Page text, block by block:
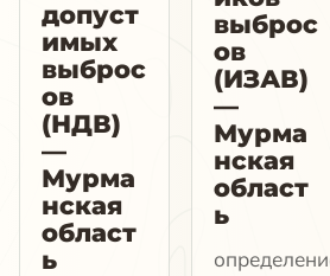
допуст
имых
выброс
ов
(НДВ)
—
Мурма
нская
област
ь
выброс
ов
(ИЗАВ)
—
Мурма
нская
област
ь